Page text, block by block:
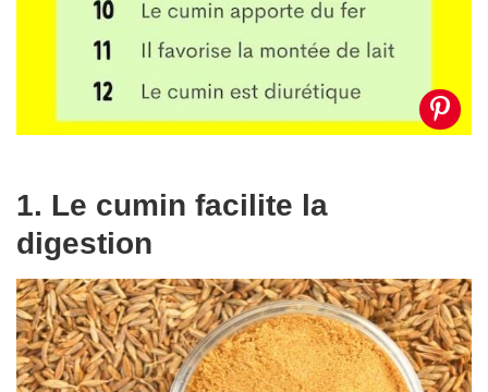
1. Le cumin facilite la
digestion